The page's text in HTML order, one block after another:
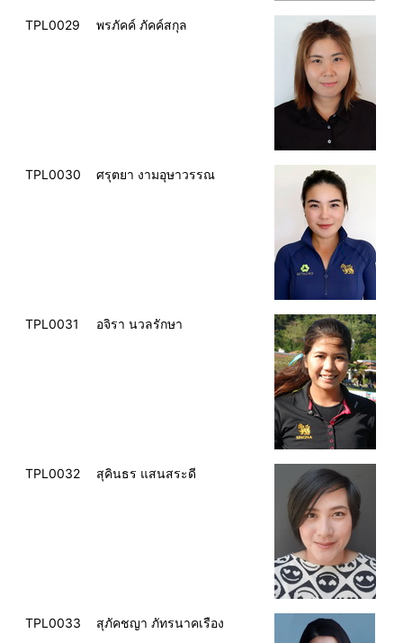
TPL0029 พรภัคค์ ภัคค์สกุล
TPL0030 ศรุตยา งามอุษาวรรณ
TPL0031 อจิรา นวลรักษา
TPL0032 สุคินธร แสนสระดี
TPL0033 สุภัคชญา ภัทรนาคเรือง